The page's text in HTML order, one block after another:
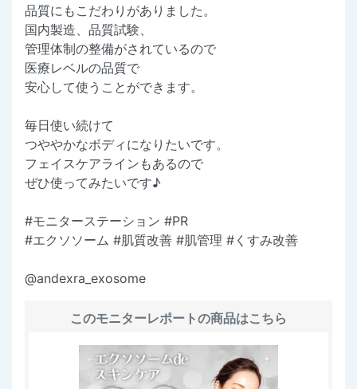
品質にもこだわりがありました。
国内製造、品質試験、
管理体制の整備がされているので
医療レベルの品質で
安心して使うことができます。
毎日使い続けて
つややかなボディになりたいです。
フェイスケアラインもあるので
ぜひ使ってみたいです♪
#モニターステーション #PR
#エクソソーム #肌質改善 #肌管理 #くすみ改善
@andexra_exosome
このモニターレポートの商品はこちら